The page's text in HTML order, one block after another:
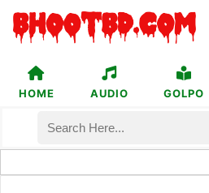
HOME AUDIO GOLPO